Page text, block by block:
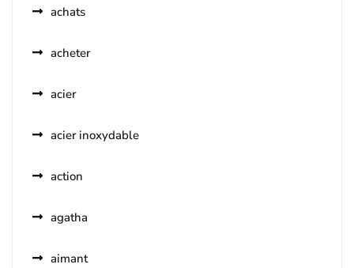
achats
acheter
acier
acier inoxydable
action
agatha
aimant